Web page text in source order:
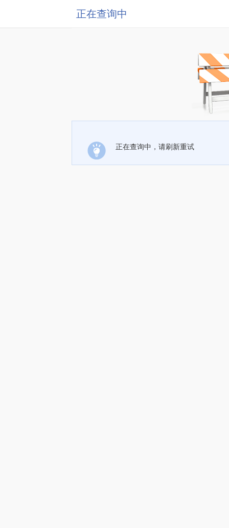
正在查询中
正在查询中，请刷新重试